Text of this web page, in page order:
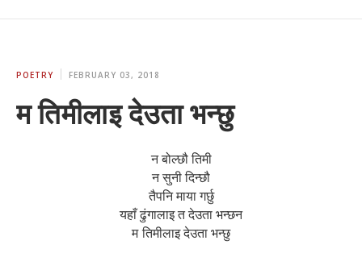
POETRY FEBRUARY 03, 2018
म तिमीलाइ देउता भन्छु
न बोल्छौ तिमी
न सुनी दिन्छौ
तैपनि माया गर्छु
यहाँ ढुंगालाइ त देउता भन्छन
मतिमीलाइ देउता भन्छु